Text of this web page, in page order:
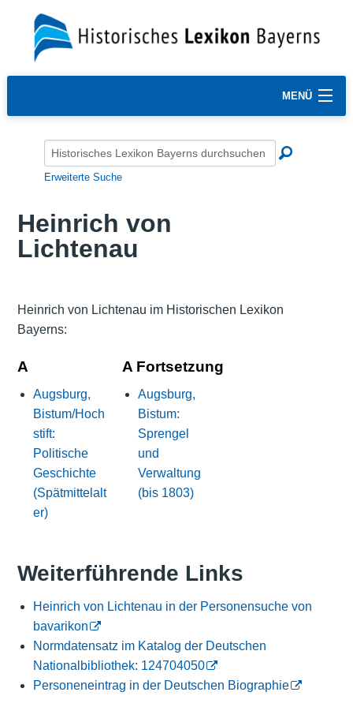
MENÜ
Erweiterte Suche
Heinrich von
Lichtenau
Heinrich von Lichtenau im Historischen Lexikon
Bayerns:
A
Augsburg,
Bistum/Hoch
stift:
Politische
Geschichte
(Spätmittelalt
er)
A Fortsetzung
Augsburg,
Bistum:
Sprengel
und
Verwaltung
(bis 1803)
Weiterführende Links
Heinrich von Lichtenau in der Personensuche von
bavarikon
Normdatensatz im Katalog der Deutschen
Nationalbibliothek: 124704050
Personeneintrag in der Deutschen Biographie